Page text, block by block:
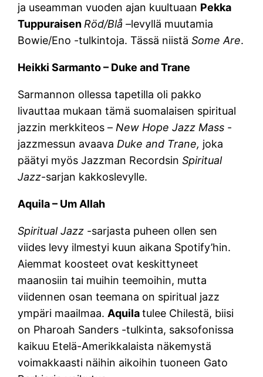
ja useamman vuoden ajan kuultuaan Pekka
Tuppuraisen Röd/Blå –levyllä muutamia
Bowie/Eno -tulkintoja. Tässä niistäSome Are.
Heikki Sarmanto – Duke and Trane
Sarmannon ollessa tapetilla oli pakko
livauttaa mukaan tämä suomalaisen spiritual
jazzin merkkiteos – New Hope Jazz Mass -
jazzmessun avaava Duke and Trane, joka
päätyi myös Jazzman RecordsinSpiritual
Jazz-sarjan kakkoslevylle.
Aquila – Um Allah
Spiritual Jazz -sarjasta puheen ollen sen
viides levy ilmestyi kuun aikana Spotify’hin.
Aiemmat koosteet ovat keskittyneet
maanosiin tai muihin teemoihin, mutta
viidennen osan teemana on spiritual jazz
ympäri maailmaa. Aquilatulee Chilestä, biisi
on Pharoah Sanders -tulkinta, saksofonissa
kaikuu Etelä-Amerikkalaista näkemystä
voimakkaasti näihin aikoihin tuoneen Gato